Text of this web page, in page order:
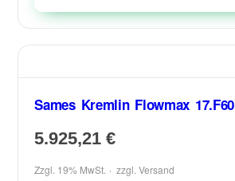
Sames Kremlin Flowmax 17.F60
5.925,21€
Zzgl. 19% MwSt. zzgl.Versand